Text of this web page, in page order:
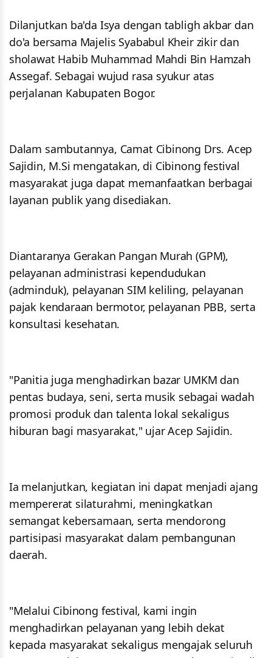
Dilanjutkan ba'da Isya dengan tabligh akbar dan
do'a bersama Majelis Syababul Kheir zikir dan
sholawat Habib Muhammad Mahdi Bin Hamzah
Assegaf. Sebagai wujud rasa syukur atas
perjalanan Kabupaten Bogor.
Dalam sambutannya, Camat Cibinong Drs. Acep
Sajidin, M.Si mengatakan, di Cibinong festival
masyarakat juga dapat memanfaatkan berbagai
layanan publik yang disediakan.
Diantaranya Gerakan Pangan Murah (GPM),
pelayanan administrasi kependudukan
(adminduk), pelayanan SIM keliling, pelayanan
pajak kendaraan bermotor, pelayanan PBB, serta
konsultasi kesehatan.
"Panitia juga menghadirkan bazar UMKM dan
pentas budaya, seni, serta musik sebagai wadah
promosi produk dan talenta lokal sekaligus
hiburan bagi masyarakat," ujar Acep Sajidin.
Ia melanjutkan, kegiatan ini dapat menjadi ajang
mempererat silaturahmi, meningkatkan
semangat kebersamaan, serta mendorong
partisipasi masyarakat dalam pembangunan
daerah.
"Melalui Cibinong festival, kami ingin
menghadirkan pelayanan yang lebih dekat
kepada masyarakat sekaligus mengajak seluruh